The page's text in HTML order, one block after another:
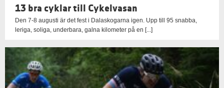
13 bra cyklar till Cykelvasan
Den 7-8 augusti är det fest i Dalaskogarna igen. Upp till 95 snabba,
leriga, soliga, underbara, galna kilometer på en [...]